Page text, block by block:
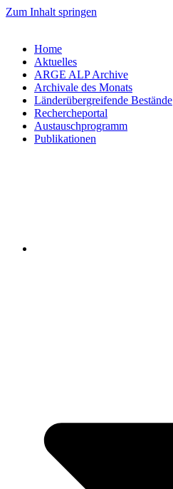
Zum Inhalt springen
Home
Aktuelles
ARGE ALP Archive
Archivale des Monats
Länderübergreifende Bestände
Rechercheportal
Austauschprogramm
Publikationen